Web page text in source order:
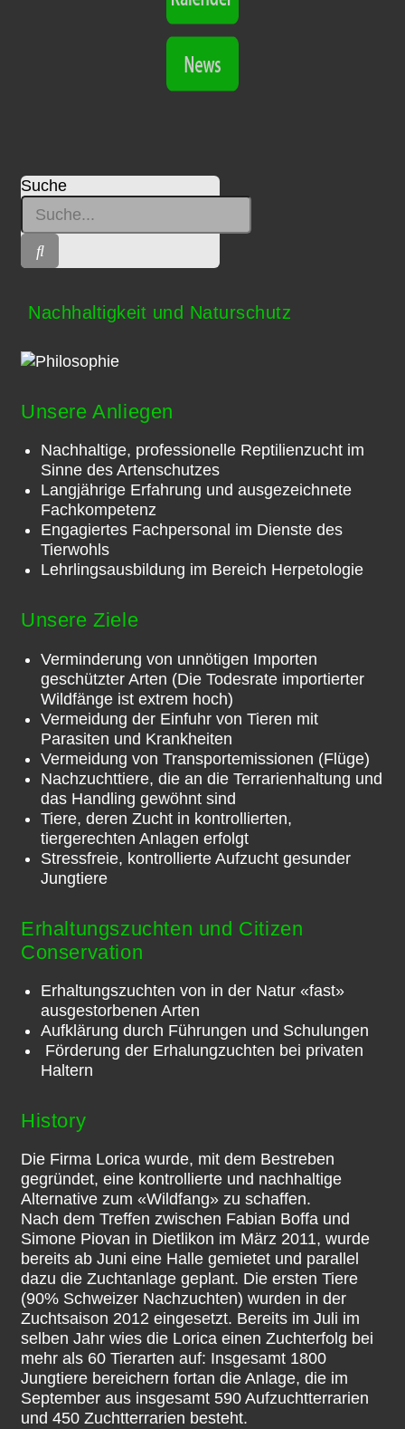
Suche
Nachhaltigkeit und Naturschutz
Unsere Anliegen
Nachhaltige, professionelle Reptilienzucht im
Sinne des Artenschutzes
Langjährige Erfahrung und ausgezeichnete
Fachkompetenz
Engagiertes Fachpersonal im Dienste des
Tierwohls
Lehrlingsausbildung im Bereich Herpetologie
Unsere Ziele
Verminderung von unnötigen Importen
geschützter Arten (Die Todesrate importierter
Wildfänge ist extrem hoch)
Vermeidung der Einfuhr von Tieren mit
Parasiten und Krankheiten
Vermeidung von Transportemissionen (Flüge)
Nachzuchttiere, die an die Terrarienhaltung und
das Handling gewöhnt sind
Tiere, deren Zucht in kontrollierten,
tiergerechten Anlagen erfolgt
Stressfreie, kontrollierte Aufzucht gesunder
Jungtiere
Erhaltungszuchten und Citizen
Conservation
Erhaltungszuchten von in der Natur «fast»
ausgestorbenen Arten
Aufklärung durch Führungen und Schulungen
Förderung der Erhalungzuchten bei privaten
Haltern
History
Die Firma Lorica wurde, mit dem Bestreben
gegründet, eine kontrollierte und nachhaltige
Alternative zum «Wildfang» zu schaffen.
Nach dem Treffen zwischen Fabian Boffa und
Simone Piovan in Dietlikon im März 2011, wurde
bereits ab Juni eine Halle gemietet und parallel
dazu die Zuchtanlage geplant. Die ersten Tiere
(90% Schweizer Nachzuchten) wurden in der
Zuchtsaison 2012 eingesetzt. Bereits im Juli im
selben Jahr wies die Lorica einen Zuchterfolg bei
mehr als 60 Tierarten auf: Insgesamt 1800
Jungtiere bereichern fortan die Anlage, die im
September aus insgesamt 590 Aufzuchtterrarien
und 450 Zuchtterrarien besteht.